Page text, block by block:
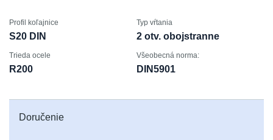
Profil koľajnice
S20 DIN
Typ vŕtania
2 otv. obojstranne
Trieda ocele
R200
Všeobecná norma:
DIN5901
Doručenie